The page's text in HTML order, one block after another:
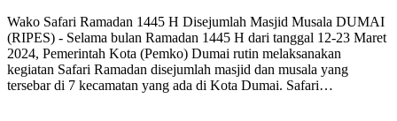
Wako Safari Ramadan 1445 H Disejumlah Masjid Musala DUMAI
(RIPES) - Selama bulan Ramadan 1445 H dari tanggal 12-23 Maret
2024, Pemerintah Kota (Pemko) Dumai rutin melaksanakan
kegiatan Safari Ramadan disejumlah masjid dan musala yang
tersebar di 7 kecamatan yang ada di Kota Dumai. Safari…